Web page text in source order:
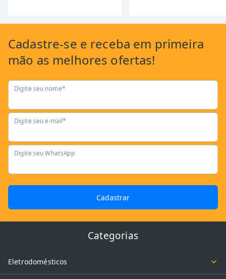
Cadastre-se e receba em primeira
mão as melhores ofertas!
Digite seu nome*
Digite seu e-mail*
Digite seu WhatsApp
Cadastrar
Categorias
Eletrodomésticos